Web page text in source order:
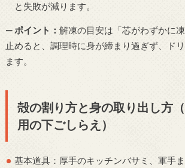
と失敗が減ります。
— ポイント： 解凍の目安は「芯がわずかに
止めると、調理時に身が締まり過ぎず、ド
ます。
殻の割り方と身の取り出し方
用の下ごしらえ）
基本道具：厚手のキッチンバサミ、軍手